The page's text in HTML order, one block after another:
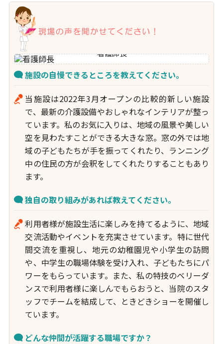
看護師長
施設の自慢できるところを教えてください。
当施設は2022年3月オープンの比較的新しい施設
で、最新の介護設備やおしゃれなインテリアが整っ
ています。私のお気に入りは、地域の風景や美しい
空を見わたすことができる大きな窓。窓の外では地
域の子どもたちが手を振ってくれたり、ランニング
中の住民の方が会釈をしてくれたりすることもあり
ます。
独自の取り組みがあれば教えてください。
利用者様が施設生活に楽しみを持てるように、地域
交流活動やイベントを充実させています。特に世代
間交流を重視し、地元の幼稚園児や小学生の訪問
や、中学生の職場体験を受け入れ、子どもたちにパ
ワーをもらっています。また、私の特技のベリーダ
ンスで利用者様に楽しんでもらおうと、当院のスタ
ッフでチームを結成して、ときどきショーを開催し
ています。
どんな仲間が活躍する職場ですか？